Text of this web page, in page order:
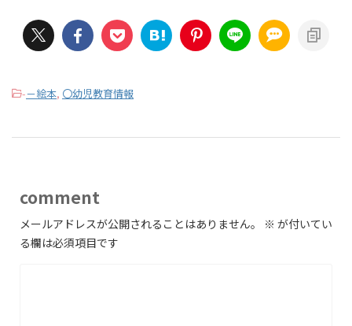
-－絵本, 〇幼児教育情報
comment
メールアドレスが公開されることはありません。 ※ が付いてい
る欄は必須項目です